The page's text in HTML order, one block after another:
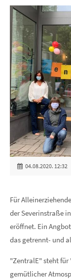
04.08.2020. 12:32
Für
der Severinstraße
eröffnet. Ein
das getrennt- und
"ZentralE" steht für
gemütlicher